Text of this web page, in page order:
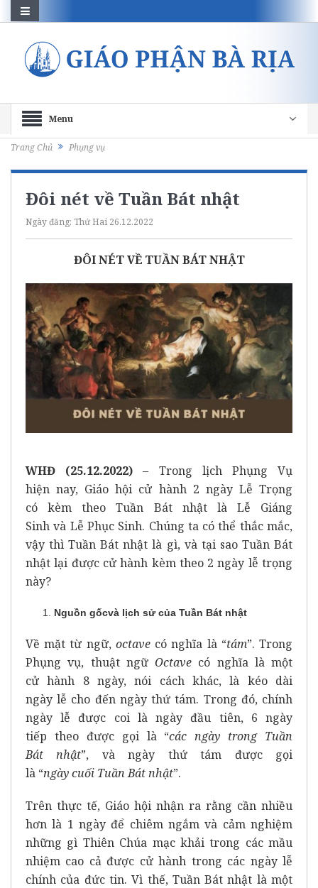
Menu
Trang Chủ Phụng vụ
Đôi nét về Tuần Bát nhật
Ngày đăng: Thứ Hai 26.12.2022
ĐÔINÉT VỀ TUẦNBÁT NHẬT
WHĐ (25.12.2022) – Trong lịch Phụng Vụ
hiện nay, Giáo hội cử hành 2 ngày Lễ Trọng
có kèm theo Tuần Bát nhật là Lễ Giáng
Sinh và Lễ Phục Sinh. Chúng ta có thể thắc mắc,
vậy thì Tuần Bát nhật là gì, và tại sao Tuần Bát
nhật lại được cử hành kèm theo 2 ngày lễ trọng
này?
Nguồn gốcvà lịch sử của Tuần Bát nhật
Về mặt từ ngữ, octavecó nghĩa là “tám”. Trong
Phụng vụ, thuật ngữ Octave có nghĩa là một
cử hành 8 ngày, nói cách khác, là kéo dài
ngày lễ cho đến ngày thứ tám. Trong đó, chính
ngày lễ được coi là ngày đầu tiên, 6 ngày
tiếp theo được gọi là “các ngày trong Tuần
Bátnhật”, và ngày thứ tám được gọi
là “ngàycuối Tuần Bátnhật”.
Trên thực tế, Giáo hội nhận ra rằng cần nhiều
hơn là 1 ngày để chiêm ngắm và cảm nghiệm
những gì Thiên Chúa mạc khải trong các mầu
nhiệm cao cả được cử hành trong các ngày lễ
chính của đức tin. Vì thế, Tuần Bát nhật là một